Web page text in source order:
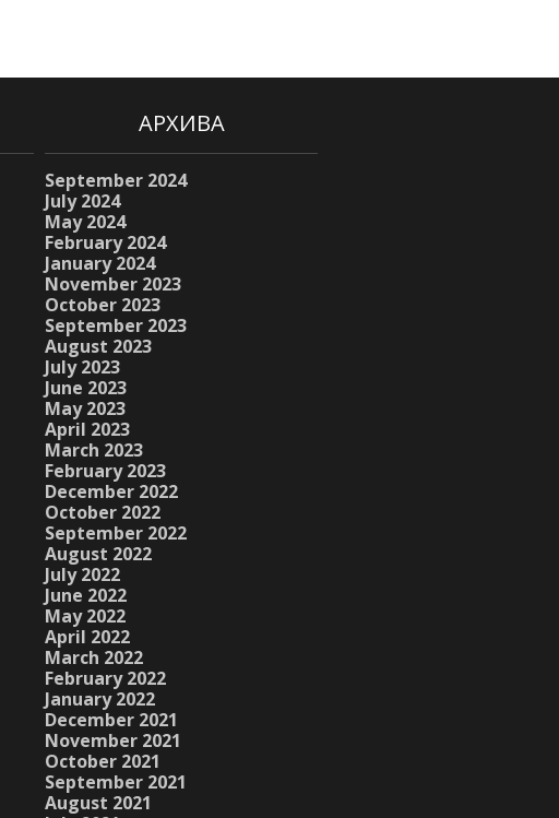
АРХИВА
September 2024
July 2024
May 2024
February 2024
January 2024
November 2023
October 2023
September 2023
August 2023
July 2023
June 2023
May 2023
April 2023
March 2023
February 2023
December 2022
October 2022
September 2022
August 2022
July 2022
June 2022
May 2022
April 2022
March 2022
February 2022
January 2022
December 2021
November 2021
October 2021
September 2021
August 2021